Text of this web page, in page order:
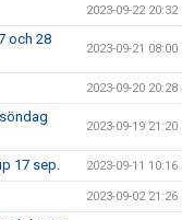
2023-09-22 20:32
och 28
2023-09-21 08:00
2023-09-20 20:28
2023-09-19 21:20
17 sep. 2023-09-11 10:16
2023-09-02 21:26